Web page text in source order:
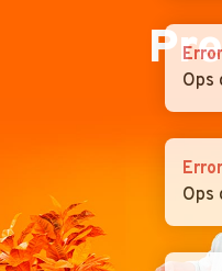
Error
Ops
Error
Ops